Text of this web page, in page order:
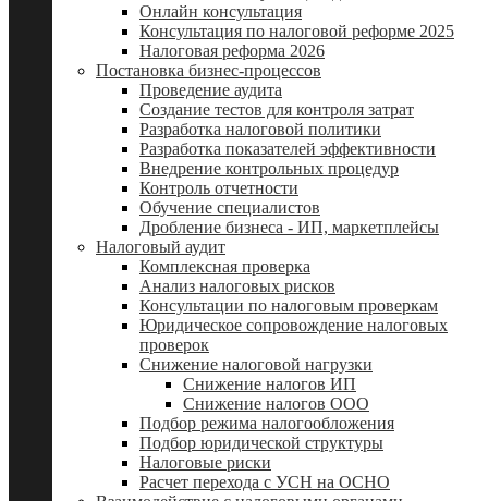
Онлайн консультация
Консультация по налоговой реформе 2025
Налоговая реформа 2026
Постановка бизнес-процессов
Проведение аудита
Создание тестов для контроля затрат
Разработка налоговой политики
Разработка показателей эффективности
Внедрение контрольных процедур
Контроль отчетности
Обучение специалистов
Дробление бизнеса - ИП, маркетплейсы
Налоговый аудит
Комплексная проверка
Анализ налоговых рисков
Консультации по налоговым проверкам
Юридическое сопровождение налоговых
проверок
Снижение налоговой нагрузки
Снижение налогов ИП
Снижение налогов ООО
Подбор режима налогообложения
Подбор юридической структуры
Налоговые риски
Расчет перехода с УСН на ОСНО